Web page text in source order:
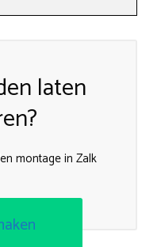
laten
montage in Zalk